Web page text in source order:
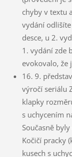
chyby v textu
vydání
desce, u 2.
1. vydání zde
evokovalo, že
16. 9.
výročí seriálu
klapky
s uchycením
Současně
Kočičí pracky
kusech s